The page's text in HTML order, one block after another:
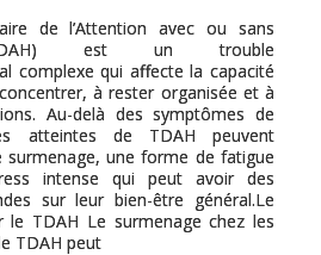
de l’Attention avec ou sans
est un trouble
complexe qui affecte la capacité
à rester organisée et à
Au-delà des symptômes de
atteintes de TDAH peuvent
une forme de fatigue
intense qui peut avoir des
sur leur bien-être général.Le
le TDAH Le surmenage chez les
TDAH peut